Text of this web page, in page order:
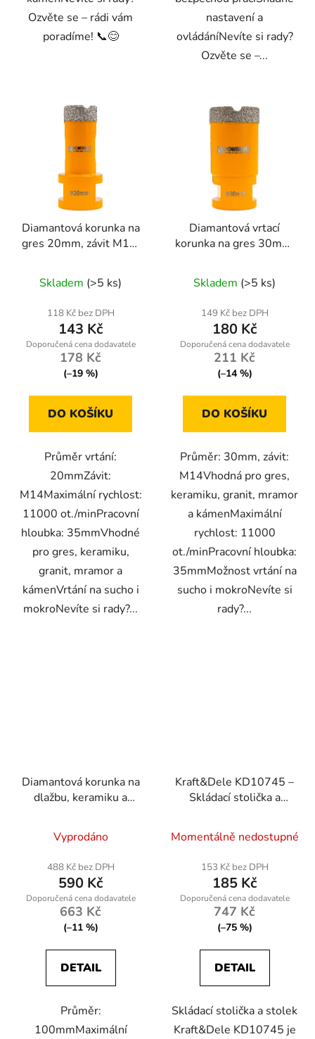
Ozvěte se – rádi vám
poradíme! 📞😊
nastavení a
ovládáníNevíte si rady?
Ozvěte se –...
Diamantová korunka na
gres 20mm, závit M14,
Skladem (>5 ks)
118 Kč bez DPH
143 Kč
178 Kč
(–19 %)
DO KOŠÍKU
Průměr vrtání:
20mmZávit:
M14Maximální rychlost:
11000 ot./minPracovní
hloubka: 35mmVhodné
pro gres, keramiku,
granit, mramor a
kámenVrtání na sucho i
mokroNevíte si rady?...
Diamantová vrtací
korunka na gres 30mm,
Skladem (>5 ks)
149 Kč bez DPH
180 Kč
211 Kč
(–14 %)
DO KOŠÍKU
Průměr: 30mm, závit:
M14Vhodná pro gres,
keramiku, granit, mramor
a kámenMaximální
rychlost: 11000
ot./minPracovní hloubka:
35mmMožnost vrtání na
sucho i mokroNevíte si
rady?...
Diamantová korunka na
dlažbu, keramiku a
Vyprodáno
488 Kč bez DPH
590 Kč
663 Kč
(–11 %)
DETAIL
Průměr:
100mmMaximální
Kraft&Dele KD10745 –
Skládací stolička a
Momentálně nedostupné
153 Kč bez DPH
185 Kč
747 Kč
(–75 %)
DETAIL
Skládací stolička a stolek
Kraft&Dele KD10745 je